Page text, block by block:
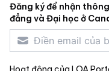
Đăng ký để nhận
đẳng và Đại học ở